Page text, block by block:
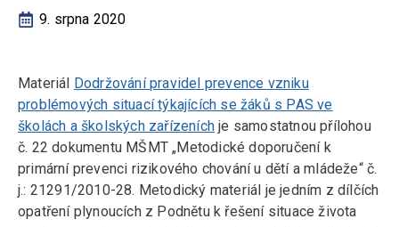
9. srpna 2020
Materiál Dodržování pravidel prevence vzniku
problémových situací týkajících se žáků s PAS ve
školách a školských zařízeních je samostatnou přílohou
č. 22 dokumentu MŠMT „Metodické doporučení k
primární prevenci rizikového chování u dětí a mládeže“ č.
j.: 21291/2010-28. Metodický materiál je jedním z dílčích
opatření plynoucích z Podnětu k řešení situace života